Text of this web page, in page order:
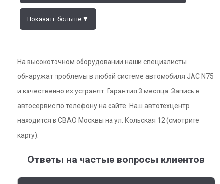
Показать больше ▼
На высокоточном оборудовании наши специалисты
обнаружат проблемы в любой системе автомобиля JAC N75
и качественно их устранят. Гарантия 3 месяца. Запись в
автосервис по телефону на сайте. Наш автотехцентр
находится в СВАО Москвы на ул. Кольская 12 (смотрите
карту).
Ответы на частые вопросы клиентов